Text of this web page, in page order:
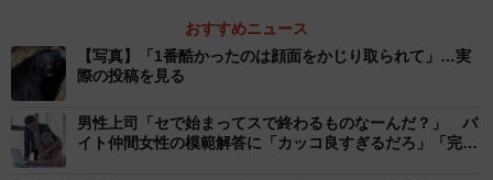
「熊外傷」は形成外科が関わる最悪の類の顔面外
これを受け、 「熊外傷」の公開論文 （※ショッキングな症
例画像があるため閲覧注意）のURLと共に、「形成外科が
おすすめニュース
【写真】「1番酷かったのは顔面をかじり取られて」…実
際の投稿を見る
男性上司「セで始まってスで終わるものなーんだ？」 バ
イト仲間女性の模範解答に「カッコ良すぎるだろ」「完璧